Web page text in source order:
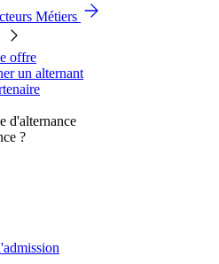
Métiers
offre
un alternant
?